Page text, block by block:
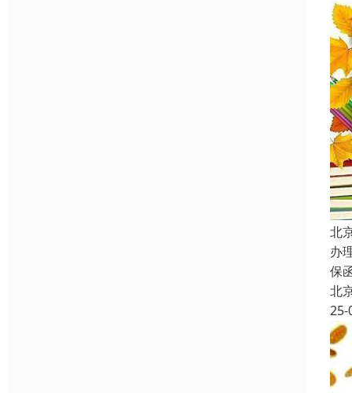
北
办
保
北
25-